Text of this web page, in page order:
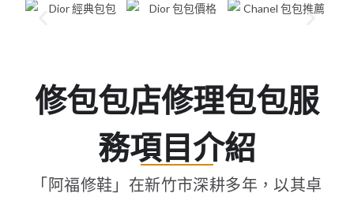
修包包店修理包包服
務項目介紹
「阿福修鞋」在新竹市深耕多年，以其卓